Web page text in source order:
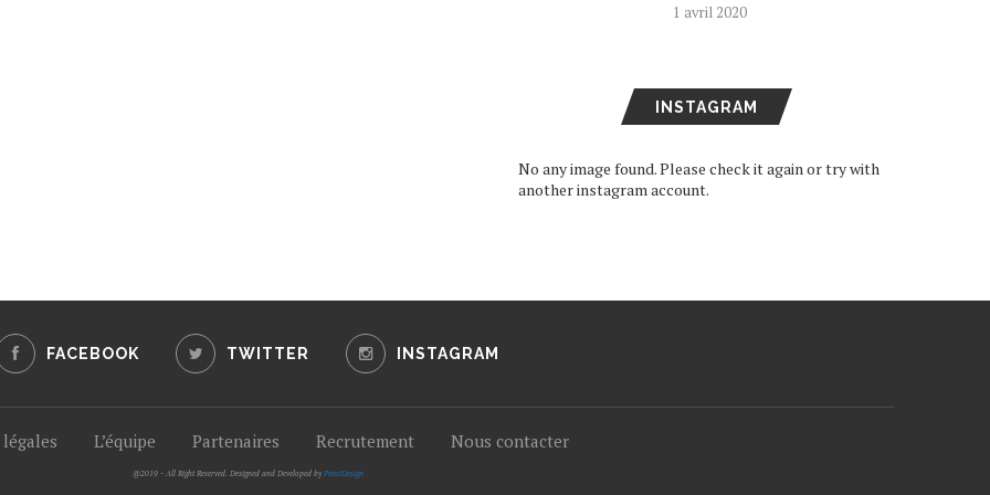
1 avril 2020
INSTAGRAM
No any image found. Please check it again or try with
another instagram account.
FACEBOOK TWITTER INSTAGRAM
L’équipe Partenaires Recrutement Nous contacter
@2019 - All Right Reserved. Designed and Developed by PenciDesign